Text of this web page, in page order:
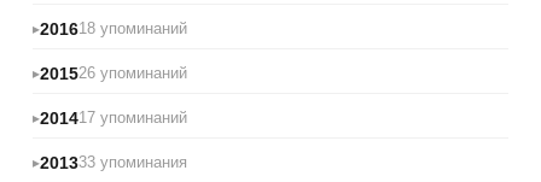
201618 упоминаний
201526 упоминаний
201417 упоминаний
201333 упоминания